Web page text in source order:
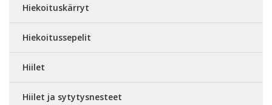
Hiekoituskärryt
Hiekoitussepelit
Hiilet
Hiilet ja sytytysnesteet